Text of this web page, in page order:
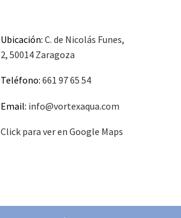
Ubicación: C. de Nicolás Funes,
2, 50014 Zaragoza
Teléfono: 661 97 65 54
Email: info@vortexaqua.com
Click para ver en Google Maps